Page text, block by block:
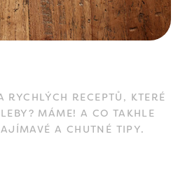
RECEPTŮ, KTERÉ
MÁME! A CO TAKHLE
A CHUTNÉ TIPY.